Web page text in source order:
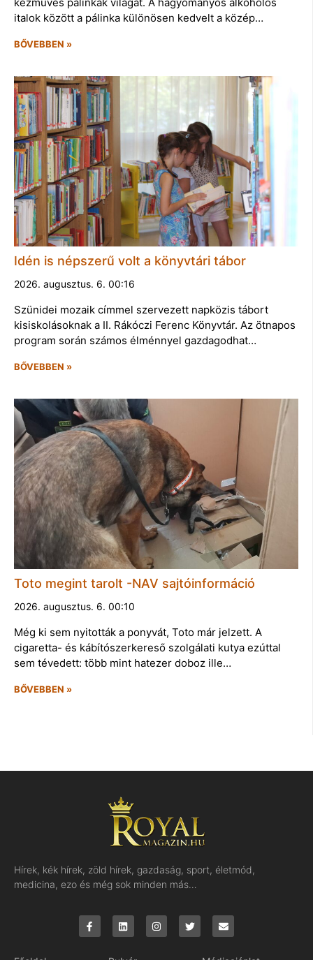
italok között a pálinka különösen kedvelt a közép…
BŐVEBBEN »
Idén is népszerű volt a könyvtári tábor
2026. augusztus. 6. 00:16
Szünidei mozaik címmel szervezett napközis tábort
kisiskolásoknak a II. Rákóczi Ferenc Könyvtár. Az ötnapos
program során számos élménnyel gazdagodhat…
BŐVEBBEN »
Toto megint tarolt -NAV sajtóinformáció
2026. augusztus. 6. 00:10
Még ki sem nyitották a ponyvát, Toto már jelzett. A
cigaretta- és kábítószerkereső szolgálati kutya ezúttal
sem tévedett: több mint hatezer doboz ille…
BŐVEBBEN »
Hírek, kék hírek, zöld hírek, gazdaság, sport, életmód,
medicina, ezo és még sok minden más…